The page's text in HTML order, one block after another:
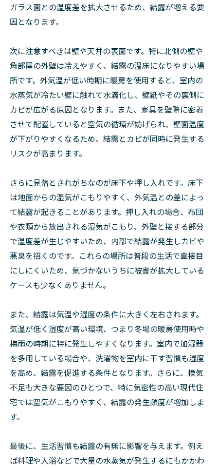
ガラス面との温度差を拡大させるため、結露が増える要
因となります。
次に注意すべきは壁や天井の表面です。特に北側の壁や
角部屋の外壁は冷えやすく、結露の温床になりやすい場
所です。外気温が低い時期に暖房を使用すると、室内の
水蒸気が冷たい壁に触れて水滴化し、壁紙やその裏側に
カビが広がる原因となります。また、家具を壁際に密着
させて配置していると空気の循環が妨げられ、壁面温度
が下がりやすくなるため、結露とカビが同時に発生する
リスクが高まります。
さらに見落とされがちなのが床下や押し入れです。床下
は地面からの湿気がこもりやすく、外気温との差によっ
て結露が起きることがあります。押し入れの場合、布団
や衣類から放出される湿気がこもり、外壁と接する部分
で温度差が生じやすいため、内部で結露が発生しカビや
悪臭を招くのです。これらの場所は普段の生活で直接目
にしにくいため、気づかないうちに被害が拡大している
ケースも少なくありません。
また、結露は気温や湿度の条件に大きく左右されます。
気温が低く湿度が高い環境、つまり冬場の暖房使用時や
梅雨の時期に特に発生しやすくなります。室内で加湿器
を多用している場合や、洗濯物を室内に干す習慣も湿度
を高め、結露を促進する条件となります。さらに、換気
不足も大きな要因のひとつで、特に気密性の高い現代住
宅では空気がこもりやすく、結露の発生頻度が増加しま
す。
最後に、生活習慣も結露の有無に影響を与えます。例え
ば料理や入浴などで大量の水蒸気が発生するにもかかわ